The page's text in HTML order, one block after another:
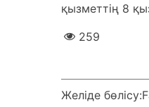
қызметтің 8
259
Желіде бөлісу: